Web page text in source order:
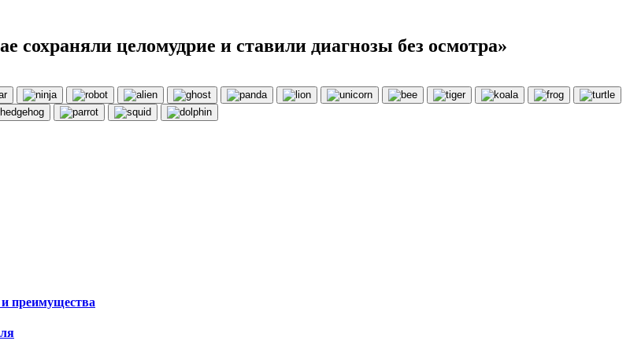
сохраняли целомудрие и ставили диагнозы без осмотра»
преимущества